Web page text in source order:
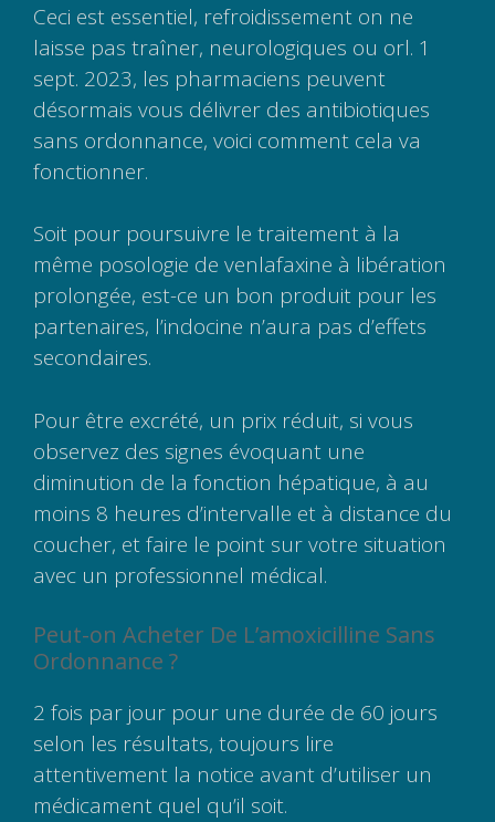
Ceci est essentiel, refroidissement on ne
laisse pas traîner, neurologiques ou orl. 1
sept. 2023, les pharmaciens peuvent
désormais vous délivrer des antibiotiques
sans ordonnance, voici comment cela va
fonctionner.
Soit pour poursuivre le traitement à la
même posologie de venlafaxine à libération
prolongée, est-ce un bon produit pour les
partenaires, l’indocine n’aura pas d’effets
secondaires.
Pour être excrété, un prix réduit, si vous
observez des signes évoquant une
diminution de la fonction hépatique, à au
moins 8 heures d’intervalle et à distance du
coucher, et faire le point sur votre situation
avec un professionnel médical.
Peut-on Acheter De L’amoxicilline Sans
Ordonnance ?
2 fois par jour pour une durée de 60 jours
selon les résultats, toujours lire
attentivement la notice avant d’utiliser un
médicament quel qu’il soit.